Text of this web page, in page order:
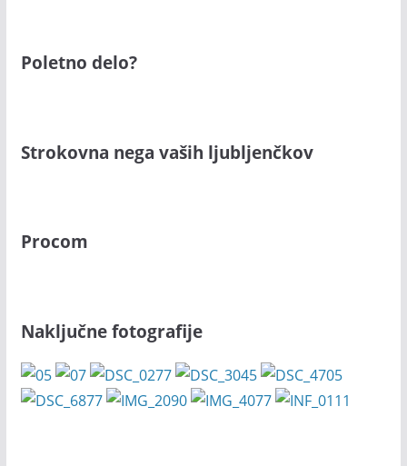
Poletno delo?
Strokovna nega vaših ljubljenčkov
Procom
Naključne fotografije